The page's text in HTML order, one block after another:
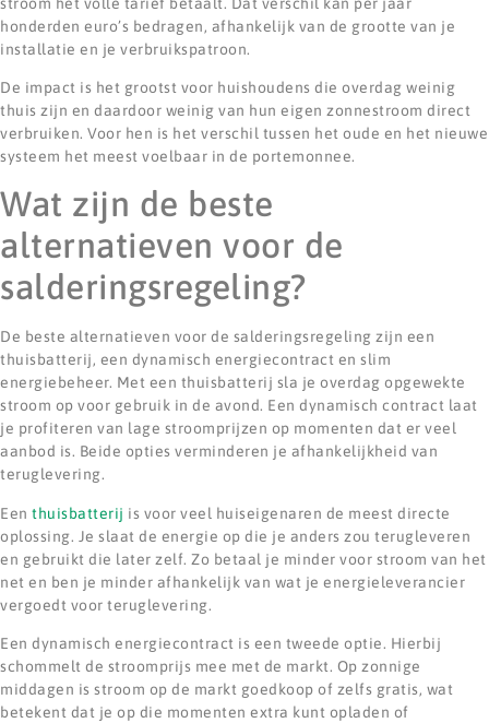
honderden euro’s bedragen, afhankelijk van de grootte van je
installatie en je verbruikspatroon.
De impact is het grootst voor huishoudens die overdag weinig
thuis zijn en daardoor weinig van hun eigen zonnestroom direct
verbruiken. Voor hen is het verschil tussen het oude en het nieuwe
systeem het meest voelbaar in de portemonnee.
Wat zijn de beste
alternatieven voor de
salderingsregeling?
De beste alternatieven voor de salderingsregeling zijn een
thuisbatterij, een dynamisch energiecontract en slim
energiebeheer. Met een thuisbatterij sla je overdag opgewekte
stroom op voor gebruik in de avond. Een dynamisch contract laat
je profiteren van lage stroomprijzen op momenten dat er veel
aanbod is. Beide opties verminderen je afhankelijkheid van
teruglevering.
Een thuisbatterij is voor veel huiseigenaren de meest directe
oplossing. Je slaat de energie op die je anders zou terugleveren
en gebruikt die later zelf. Zo betaal je minder voor stroom van het
net en ben je minder afhankelijk van wat je energieleverancier
vergoedt voor teruglevering.
Een dynamisch energiecontract is een tweede optie. Hierbij
schommelt de stroomprijs mee met de markt. Op zonnige
middagen is stroom op de markt goedkoop of zelfs gratis, wat
betekent dat je op die momenten extra kunt opladen of